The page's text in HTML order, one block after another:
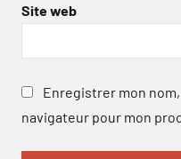
Site web
Enregistrer mon
navigateur pour mon